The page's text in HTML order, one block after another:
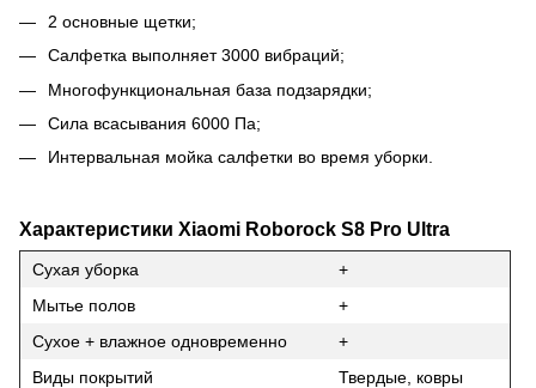
2 основные щетки;
Салфетка выполняет 3000 вибраций;
Многофункциональная база подзарядки;
Сила всасывания 6000 Па;
Интервальная мойка салфетки во время уборки.
Характеристики Xiaomi Roborock S8 Pro Ultra
Сухая уборка
+
Мытье полов
+
Сухое + влажное одновременно
+
Виды покрытий
Твердые, ковры